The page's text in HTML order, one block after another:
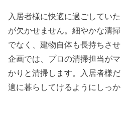
入居者様に快適に過ごしてい
が欠かせません。細やかな清
でなく、建物自体も長持ちさ
企画では、プロの清掃担当が
かりと清掃します。入居者様
適に暮らしてけるようにしっ